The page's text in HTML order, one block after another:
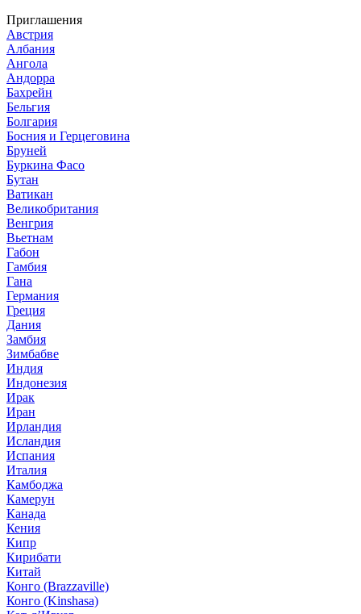
Приглашения
Австрия
Албания
Ангола
Андорра
Бахрейн
Бельгия
Болгария
Босния и Герцеговина
Бруней
Буркина Фасо
Бутан
Ватикан
Великобритания
Венгрия
Вьетнам
Габон
Гамбия
Гана
Германия
Греция
Дания
Замбия
Зимбабве
Индия
Индонезия
Ирак
Иран
Ирландия
Исландия
Испания
Италия
Камбоджа
Камерун
Канада
Кения
Кипр
Кирибати
Китай
Конго (Brazzaville)
Конго (Kinshasa)